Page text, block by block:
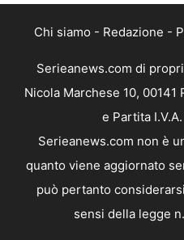
Chi siamo - Redazione -
Serieanews.com di
Nicola Marchese 10, 00141
e Partita
Serieanews.com non è
quanto viene aggiornato
può pertanto
sensi della legge